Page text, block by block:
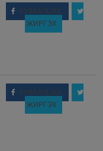
ХУВААЛЦАХ
ЖИРГЭХ
ХУВААЛЦАХ
ЖИРГЭХ